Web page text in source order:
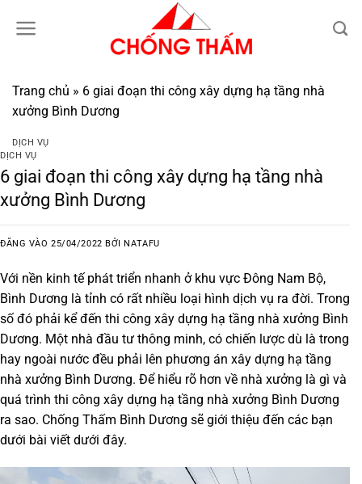
qua
Trang chủ » 6 giai đoạn thi công xây dựng hạ tầng nhà
xưởng Bình Dương
DỊCH VỤ
DỊCH VỤ
6 giai đoạn thi công xây dựng hạ tầng nhà
xưởng Bình Dương
ĐĂNG VÀO25/04/2022 BỞINATAFU
Với nền kinh tế phát triển nhanh ở khu vực Đông Nam Bộ,
Bình Dương là tỉnh có rất nhiều loại hình dịch vụ ra đời. Trong
số đó phải kể đến thi công xây dựng hạ tầng nhà xưởng Bình
Dương. Một nhà đầu tư thông minh, có chiến lược dù là trong
hay ngoài nước đều phải lên phương án xây dựng hạ tầng
nhà xưởng Bình Dương. Để hiểu rõ hơn về nhà xưởng là gì và
quá trình thi công xây dựng hạ tầng nhà xưởng Bình Dương
ra sao. Chống Thấm Bình Dương sẽ giới thiệu đến các bạn
dưới bài viết dưới đây.